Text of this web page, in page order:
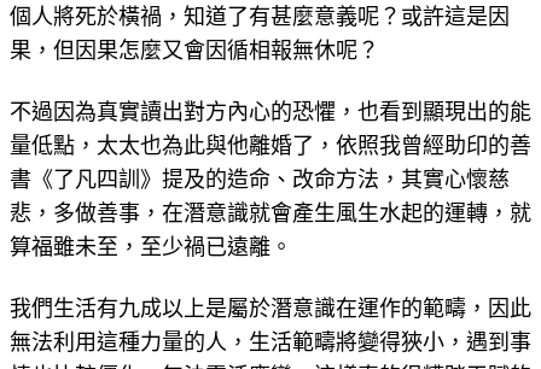
個人將死於橫禍，知道了有甚麼意義呢？或許這是因
果，但因果怎麼又會因循相報無休呢？
不過因為真實讀出對方內心的恐懼，也看到顯現出的能
量低點，太太也為此與他離婚了，依照我曾經助印的善
書《了凡四訓》提及的造命、改命方法，其實心懷慈
悲，多做善事，在潛意識就會產生風生水起的運轉，就
算福雖未至，至少禍已遠離。
我們生活有九成以上是屬於潛意識在運作的範疇，因此
無法利用這種力量的人，生活範疇將變得狹小，遇到事